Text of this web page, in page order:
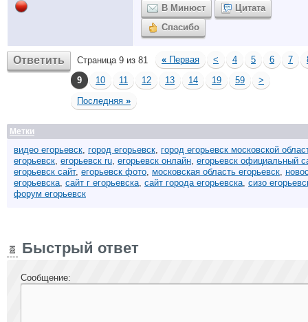
В Минюст
Цитата
Спасибо
Ответить Страница 9 из 81 « Первая < 4 5 6 7
9
10 11 12 13 14 19 59
>
Последняя »
Метки
видео егорьевск, город егорьевск, город егорьевск московской
егорьевск, егорьевск ru, егорьевск онлайн, егорьевск официальный
егорьевск сайт, егорьевск фото, московская область егорьевск,
егорьевска, сайт г егорьевска, сайт города егорьевска, сизо
форум егорьевск
Быстрый ответ
Сообщение: